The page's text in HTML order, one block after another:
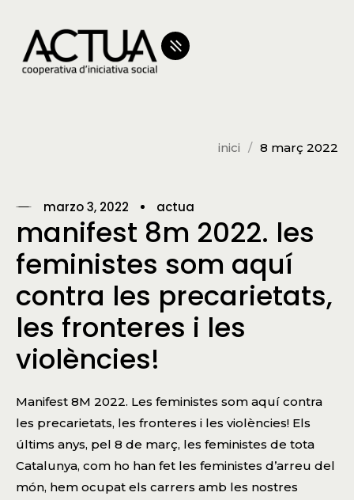
inici 8 març 2022
marzo 3, 2022 actua
manifest 8m 2022. les
feministes som aquí
contra les precarietats,
les fronteres i les
violències!
Manifest 8M 2022. Les feministes som aquí contra
les precarietats, les fronteres i les violències! Els
últims anys, pel 8 de març, les feministes de tota
Catalunya, com ho han fet les feministes d’arreu del
món, hem ocupat els carrers amb les nostres